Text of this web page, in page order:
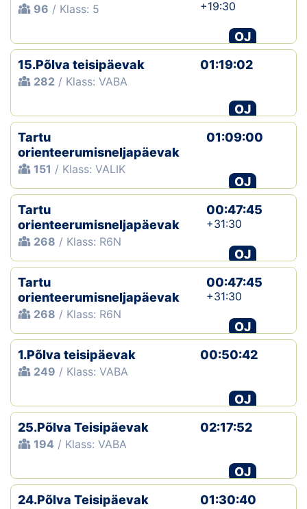
96 / Klass: 5 +19:30
OJ
15.Põlva teisipäevak
282 / Klass: VABA
01:19:02
OJ
Tartu
orienteerumisneljapäevak
151 / Klass: VALIK
01:09:00
OJ
Tartu
orienteerumisneljapäevak
268 / Klass: R6N
00:47:45
+31:30
OJ
Tartu
orienteerumisneljapäevak
268 / Klass: R6N
00:47:45
+31:30
OJ
1.Põlva teisipäevak
249 / Klass: VABA
00:50:42
OJ
25.Põlva Teisipäevak
194 / Klass: VABA
02:17:52
OJ
24.Põlva Teisipäevak
01:30:40